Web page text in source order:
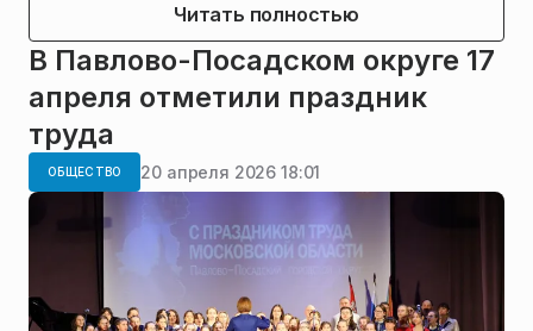
Читать полностью
В Павлово-Посадском округе 17
апреля отметили праздник
труда
ОБЩЕСТВО 20 апреля 2026 18:01